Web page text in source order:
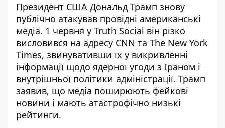
Президент США Дональд Трамп знову
публічно атакував провідні американські
медіа. 1 червня у Truth Social він різко
висловився на адресу CNN та The New York
Times, звинувативши їх у викривленні
інформації щодо ядерної угоди з Іраном і
внутрішньої політики адміністрації. Трамп
заявив, що медіа поширюють фейкові
новини і мають атастрофічно низькі
рейтинги.